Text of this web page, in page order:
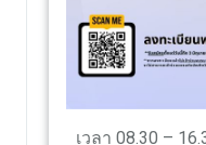
เวลา 08.30 –